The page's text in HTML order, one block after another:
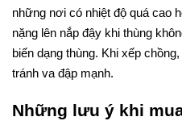
những nơi có nhiệt độ quá cao
nặng lên nắp đậy khi thùng
biến dạng thùng. Khi xếp
tránh va đập mạnh.
Những lưu ý khi